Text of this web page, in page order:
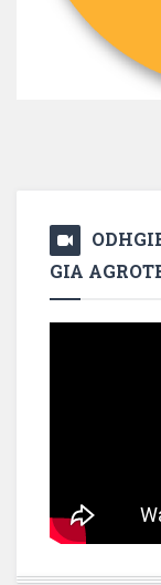
GIA